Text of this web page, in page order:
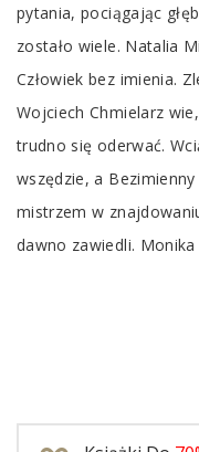
pytania, pociągając
zostało wiele. Natalia
Człowiek bez imienia.
Wojciech Chmielarz
trudno się oderwać.
wszędzie, a
mistrzem w
dawno zawiedli.